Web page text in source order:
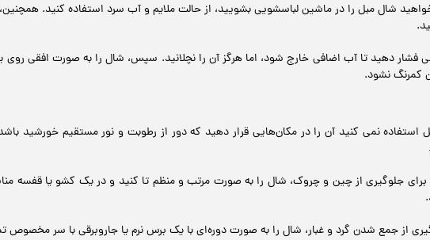
شال مبل را در ماشین لباسشویی بشویید، از حالت ملایم و آب سرد استفاده کنید.
فشار دهید تا آب اضافی خارج شود، اما هرگز آن را نچلانید. سپس، شال را به صورت افقی
کمرنگ نشود.
نمی کنید آن را در مکان‌هایی قرار دهید که دور از رطوبت و نور مستقیم خورشید
جلوگیری از چین و چروک، شال را به صورت مرتب و منظم تا کنید و در یک کشو یا قفسه
از جمع شدن گرد و غبار، شال را به صورت دوره‌ای با یک برس نرم یا جاروبرقی با سر مخصوص